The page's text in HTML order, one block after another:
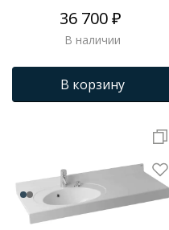
36 700 ₽
В наличии
В корзину